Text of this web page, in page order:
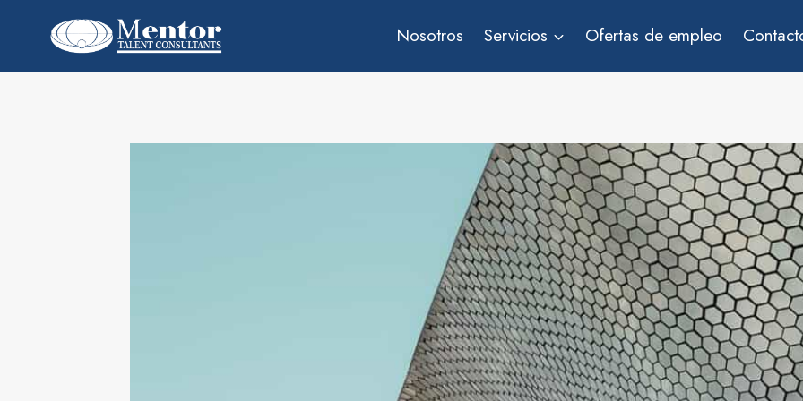
Nosotros Servicios Ofertas de empleo